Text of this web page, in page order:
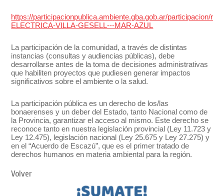
https://participacionpublica.ambiente.gba.gob.ar/participacion/
ELECTRICA-VILLA-GESELL---MAR-AZUL
La participación de la comunidad, a través de distintas
instancias (consultas y audiencias públicas), debe
desarrollarse antes de la toma de decisiones administrativas
que habiliten proyectos que pudiesen generar impactos
significativos sobre el ambiente o la salud.
La participación pública es un derecho de los/las
bonaerenses y un deber del Estado, tanto Nacional como de
la Provincia, garantizar el acceso al mismo. Este derecho se
reconoce tanto en nuestra legislación provincial (Ley 11.723 y
Ley 12.475), legislación nacional (Ley 25.675 y Ley 27.275) y
en el “Acuerdo de Escazú”, que es el primer tratado de
derechos humanos en materia ambiental para la región.
Volver